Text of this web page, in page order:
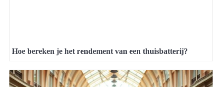
Hoe bereken je het rendement van een thuisbatterij?